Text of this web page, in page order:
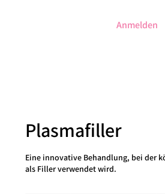
Anmelden
Plasmafiller
Eine innovative Behandlung, bei der
als Filler verwendet wird.